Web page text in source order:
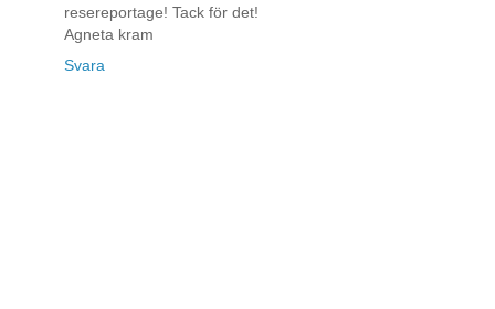
resereportage! Tack för det!
Agneta kram
Svara